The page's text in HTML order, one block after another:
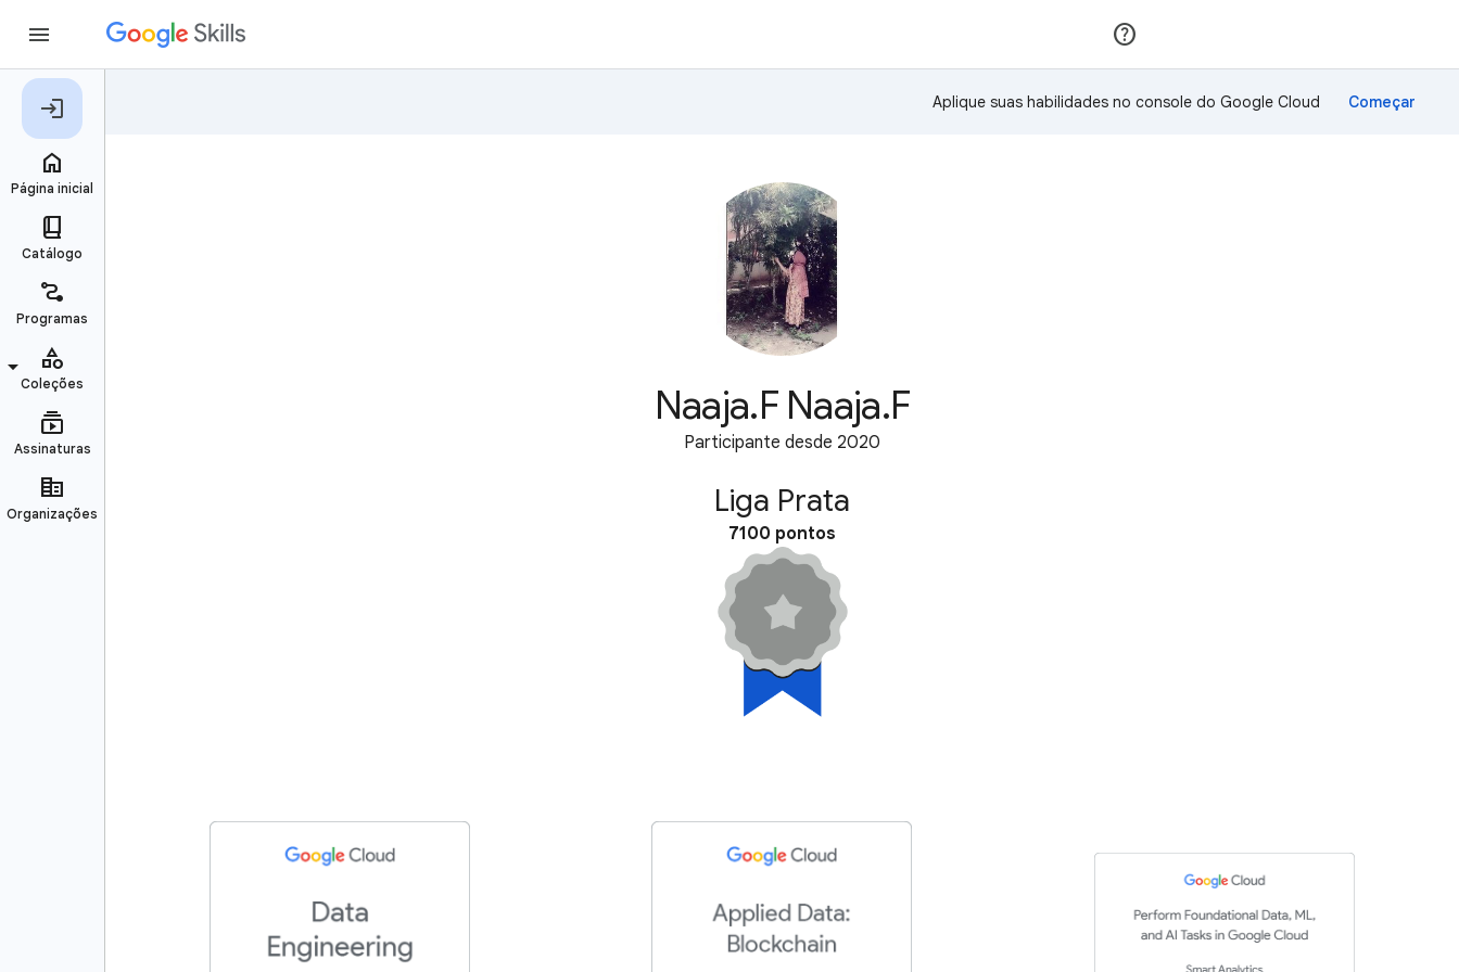
Aplique suas habilidades no console do Google Cloud
Naaja.F Naaja.F
Participante desde 2020
Liga Prata
7100 pontos